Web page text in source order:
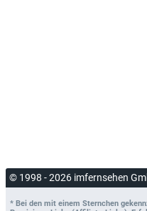
© 1998 - 2026 imfernsehen
* Bei den mit einem Sternchen